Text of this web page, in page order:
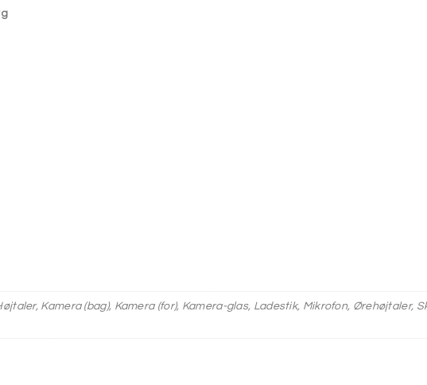
Kamera (bag), Kamera (for), Kamera-glas, Ladestik, Mikrofon,